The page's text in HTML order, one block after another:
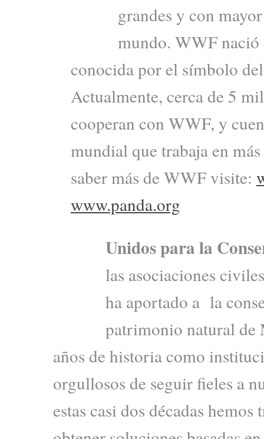
grandes y con
mundo. WWF nació
conocida por el símbolo
Actualmente, cerca de 5
cooperan con WWF, y
mundial que trabaja en
saber más de WWF visite:
www.panda.org
Unidos para la
las asociaciones
ha aportado a la
patrimonio natural de
años de historia como
orgullosos de seguir fieles a
estas casi dos décadas hemos